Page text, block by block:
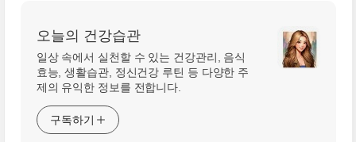
오늘의 건강습관
일상 속에서 실천할 수 있는 건강관리, 음식
효능, 생활습관, 정신건강 루틴 등 다양한 주
제의 유익한 정보를 전합니다.
구독하기